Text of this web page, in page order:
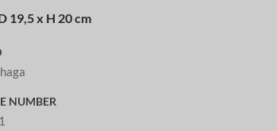
19,5 x H 20 cm
NUMBER